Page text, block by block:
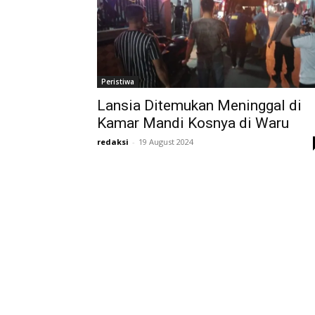
Peristiwa
Lansia Ditemukan Meninggal di
Kamar Mandi Kosnya di Waru
redaksi - 19 August 2024